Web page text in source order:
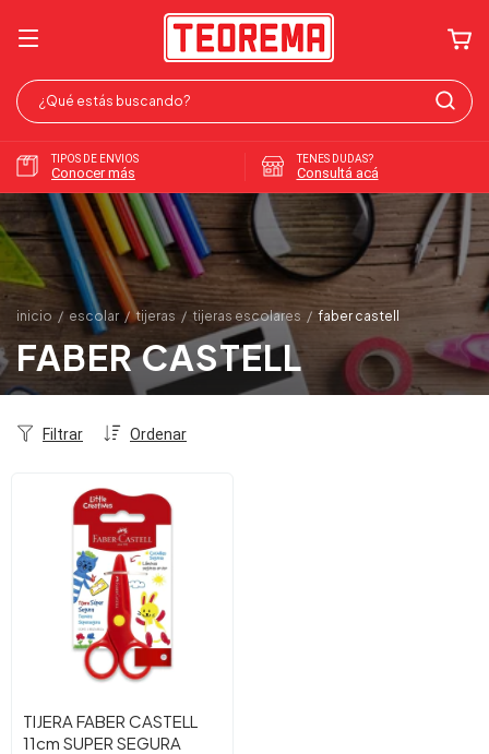
TIPOS DE ENVIOS
Conocer más
TENES DUDAS?
Consultá acá
inicio / escolar / tijeras / tijeras escolares / faber castell
FABER CASTELL
Ordenar
Filtrar
TIJERA FABER CASTELL
11cm SUPER SEGURA